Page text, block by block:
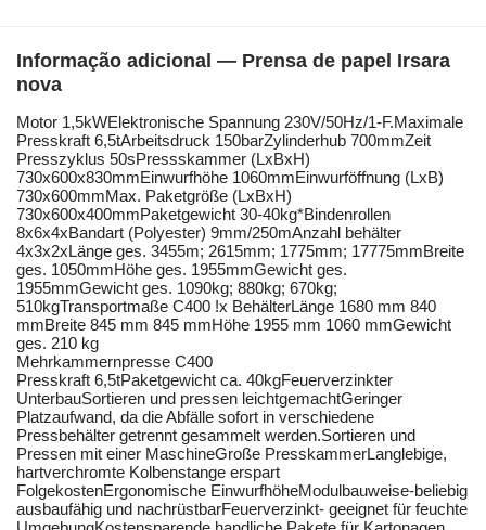
Informação adicional — Prensa de papel Irsara
nova
Motor 1,5kWElektronische Spannung 230V/50Hz/1-F.Maximale
Presskraft 6,5tArbeitsdruck 150barZylinderhub 700mmZeit
Presszyklus 50sPressskammer (LxBxH)
730x600x830mmEinwurfhöhe 1060mmEinwurföffnung (LxB)
730x600mmMax. Paketgröße (LxBxH)
730x600x400mmPaketgewicht 30-40kg*Bindenrollen
8x6x4xBandart (Polyester) 9mm/250mAnzahl behälter
4x3x2xLänge ges. 3455m; 2615mm; 1775mm; 17775mmBreite
ges. 1050mmHöhe ges. 1955mmGewicht ges.
1955mmGewicht ges. 1090kg; 880kg; 670kg;
510kgTransportmaße C400 !x BehälterLänge 1680 mm 840
mmBreite 845 mm 845 mmHöhe 1955 mm 1060 mmGewicht
ges. 210 kg
Mehrkammernpresse C400
Presskraft 6,5tPaketgewicht ca. 40kgFeuerverzinkter
UnterbauSortieren und pressen leichtgemachtGeringer
Platzaufwand, da die Abfälle sofort in verschiedene
Pressbehälter getrennt gesammelt werden.Sortieren und
Pressen mit einer MaschineGroße PresskammerLanglebige,
hartverchromte Kolbenstange erspart
FolgekostenErgonomische EinwurfhöheModulbauweise-beliebig
ausbaufähig und nachrüstbarFeuerverzinkt- geeignet für feuchte